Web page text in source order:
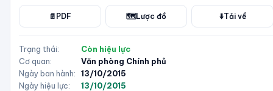
📄 PDF 🗺️Lược đồ ⬇️Tải về
Trạng thái:
Còn hiệu lực
Cơ quan:
Văn phòng Chính phủ
Ngày ban hành:
13/10/2015
Ngày hiệu lực:
13/10/2015